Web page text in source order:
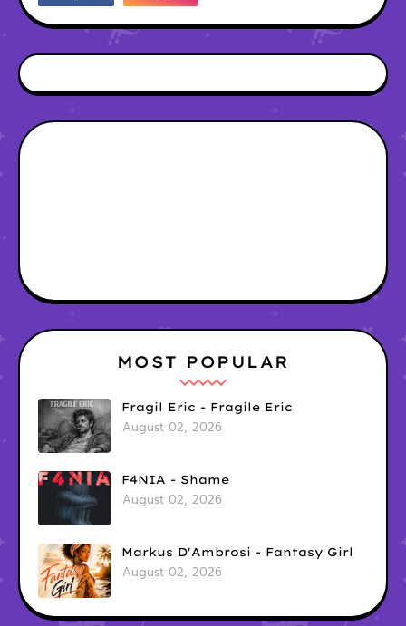
MOST POPULAR
Fragil Eric - Fragile Eric
August 02, 2026
F4NIA - Shame
August 02, 2026
Markus D'Ambrosi - Fantasy Girl
August 02, 2026